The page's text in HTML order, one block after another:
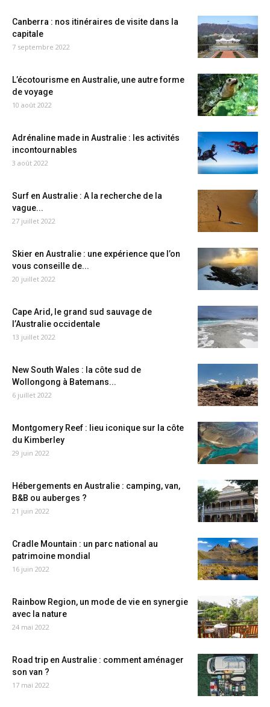
Canberra : nos itinéraires de visite dans la
capitale
7 septembre 2022
L’écotourisme en Australie, une autre forme
de voyage
10 août 2022
Adrénaline made in Australie : les activités
incontournables
3 août 2022
Surf en Australie : A la recherche de la
vague...
27 juillet 2022
Skier en Australie : une expérience que l’on
vous conseille de...
20 juillet 2022
Cape Arid, le grand sud sauvage de
l’Australie occidentale
13 juillet 2022
New South Wales : la côte sud de
Wollongong à Batemans...
6 juillet 2022
Montgomery Reef : lieu iconique sur la côte
du Kimberley
29 juin 2022
Hébergements en Australie : camping, van,
B&B ou auberges ?
21 juin 2022
Cradle Mountain : un parc national au
patrimoine mondial
16 juin 2022
Rainbow Region, un mode de vie en synergie
avec la nature
24 mai 2022
Road trip en Australie : comment aménager
son van ?
17 mai 2022